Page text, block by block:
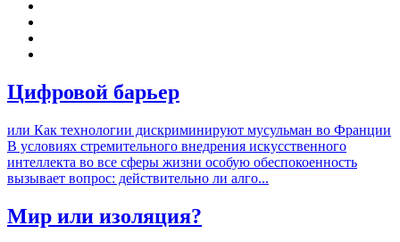
Цифровой барьер
или Как технологии дискриминируют мусульман во Франции
В условиях стремительного внедрения искусственного
интеллекта во все сферы жизни особую обеспокоенность
вызывает вопрос: действительно ли алго...
Мир или изоляция?